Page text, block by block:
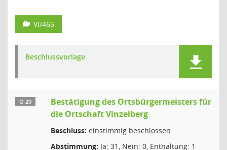
VI/465
Beschlussvorlage
Ö 20
Bestätigung des Ortsbürgermeisters für
die Ortschaft Vinzelberg
Beschluss: einstimmig beschlossen
Abstimmung: Ja: 31, Nein: 0, Enthaltung: 1